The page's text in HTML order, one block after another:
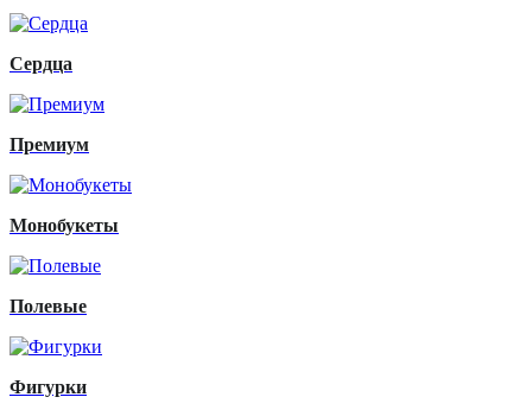
Сердца
Премиум
Монобукеты
Полевые
Фигурки